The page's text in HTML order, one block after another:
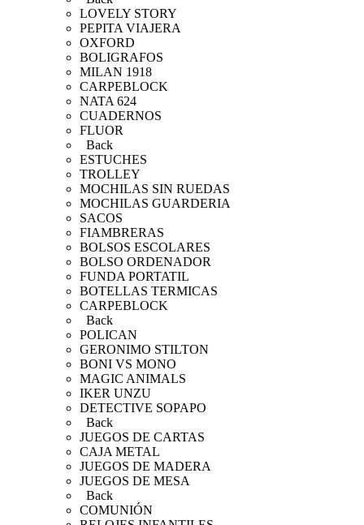
LOVELY STORY
PEPITA VIAJERA
OXFORD
BOLIGRAFOS
MILAN 1918
CARPEBLOCK
NATA 624
CUADERNOS
FLUOR
Back
ESTUCHES
TROLLEY
MOCHILAS SIN RUEDAS
MOCHILAS GUARDERIA
SACOS
FIAMBRERAS
BOLSOS ESCOLARES
BOLSO ORDENADOR
FUNDA PORTATIL
BOTELLAS TERMICAS
CARPEBLOCK
Back
POLICAN
GERONIMO STILTON
BONI VS MONO
MAGIC ANIMALS
IKER UNZU
DETECTIVE SOPAPO
Back
JUEGOS DE CARTAS
CAJA METAL
JUEGOS DE MADERA
JUEGOS DE MESA
Back
COMUNIÓN